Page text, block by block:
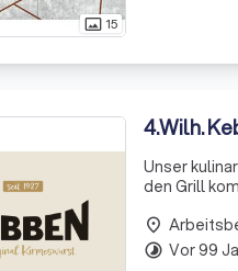
photo_size_select_actual 15
4.Wilh.
Unser
den Grill
place
timelapse Vor 99